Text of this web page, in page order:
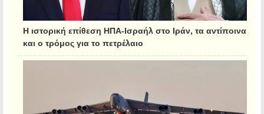
Η ιστορική επίθεση ΗΠΑ-Ισραήλ στο Ιράν, τα αντίποινα
και ο τρόμος για το πετρέλαιο